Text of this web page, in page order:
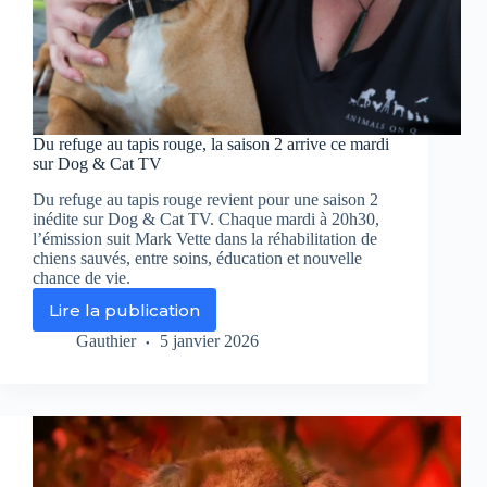
Du refuge au tapis rouge, la saison 2 arrive ce mardi
sur Dog & Cat TV
Du refuge au tapis rouge revient pour une saison 2
inédite sur Dog & Cat TV. Chaque mardi à 20h30,
l’émission suit Mark Vette dans la réhabilitation de
chiens sauvés, entre soins, éducation et nouvelle
chance de vie.
Lire la publication
Du
refuge
la
saison
2
Gauthier 5 janvier 2026